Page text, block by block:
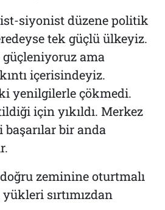
siyonist düzene politik
tek güçlü ülkeyiz.
güçleniyoruz ama
içerisindeyiz.
yenilgilerle çökmedi.
için yıkıldı. Merkez
bir anda
zeminine oturtmalı
sırtımızdan